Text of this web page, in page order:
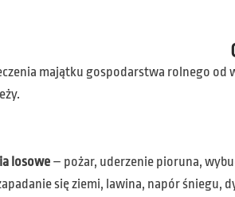
majątku gospodarstwa rolnego od
losowe – pożar, uderzenie pioruna,
się ziemi, lawina, napór śniegu,